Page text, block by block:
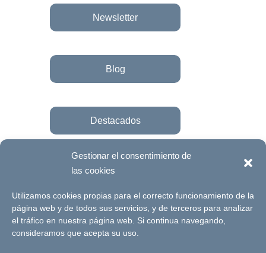
Gestionar el consentimiento de
las cookies
Utilizamos cookies propias para el correcto funcionamiento de la
página web y de todos sus servicios, y de terceros para analizar
el tráfico en nuestra página web. Si continua navegando,
consideramos que acepta su uso.
Newsletter
Blog
Destacados
Únete a la fundación
© Futuro Singular Córdoba 2017. Web
desarrollada por